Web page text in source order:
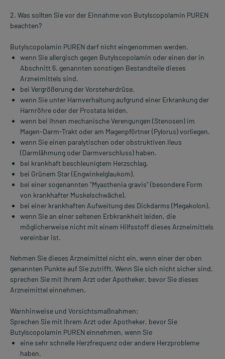
2. Was sollten Sie vor der Einnahme von Butylscopolamin PUREN
beachten?
Butylscopolamin PUREN darf nicht eingenommen werden,
wenn Sie allergisch gegen Butylscopolamin oder einen der in
Abschnitt 6. genannten sonstigen Bestandteile dieses
Arzneimittels sind.
bei Vergrößerung der Vorsteherdrüse.
wenn Sie unter Harnverhaltung aufgrund einer Erkrankung der
Harnröhre oder der Prostata leiden.
wenn bei Ihnen mechanische Verengungen (Stenosen) im
Magen-Darm-Trakt oder am Magenpförtner (Pylorus) vorliegen.
wenn Sie einen paralytischen oder obstruktiven Ileus
(Darmlähmung oder Darmverschluss) haben.
bei krankhaft beschleunigtem Herzschlag.
bei Grünem Star (Engwinkelglaukom).
bei einer sogenannten "Myasthenia gravis" (besondere Form
von krankhafter Muskelschwäche).
bei einer krankhaften Aufweitung des Dickdarms (Megakolon).
wenn Sie an einer seltenen Erbkrankheit leiden, die
möglicherweise nicht mit einem Hilfsstoff dieses Arzneimittels
vereinbar ist.
Nehmen Sie dieses Arzneimittel nicht ein, wenn einer der oben
genannten Punkte auf Sie zutrifft. Wenn Sie sich nicht sicher sind,
sprechen Sie mit Ihrem Arzt oder Apotheker, bevor Sie dieses
Arzneimittel einnehmen.
Warnhinweise und Vorsichtsmaßnahmen:
Sprechen Sie mit Ihrem Arzt oder Apotheker, bevor Sie
Butylscopolamin PUREN einnehmen, wenn Sie
eine sehr schnelle Herzfrequenz oder andere Herzprobleme
haben,